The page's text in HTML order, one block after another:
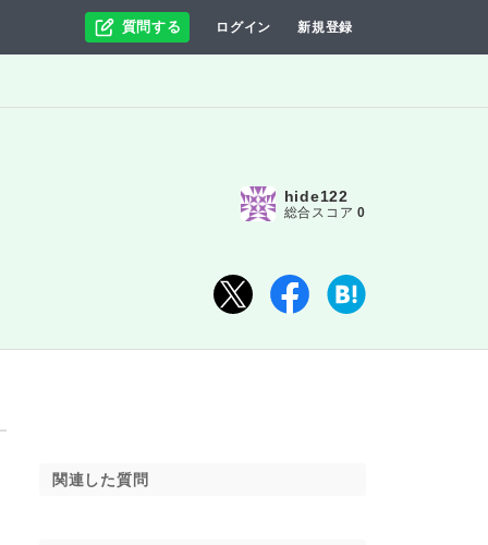
質問する ログイン 新規登録
hide122
総合スコア 0
関連した質問